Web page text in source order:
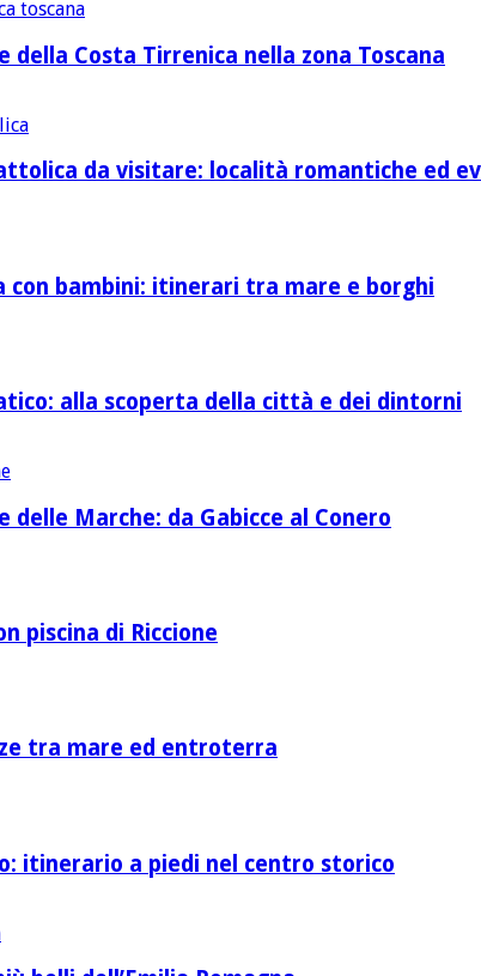
della Costa Tirrenica nella zona Toscana
da visitare: località romantiche ed
con bambini: itinerari tra mare e borghi
alla scoperta della città e dei dintorni
delle Marche: da Gabicce al Conero
piscina di Riccione
tra mare ed entroterra
itinerario a piedi nel centro storico